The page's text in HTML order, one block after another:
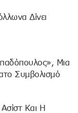
Δίνει
Μια
Συμβολισμό
Και Η